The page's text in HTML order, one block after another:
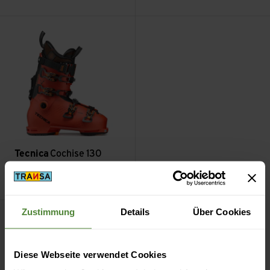
Zustimmung Details Über Cookies
Diese Webseite verwendet Cookies
Tecnica Cochise 130
CHF599.90